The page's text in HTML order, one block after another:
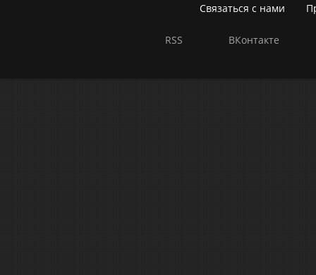
Связаться с нами
RSS ВКонтакте